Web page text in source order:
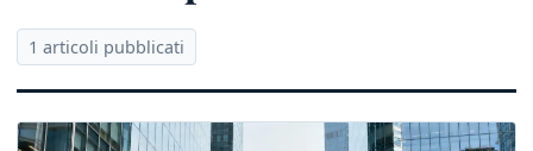
1 articoli pubblicati